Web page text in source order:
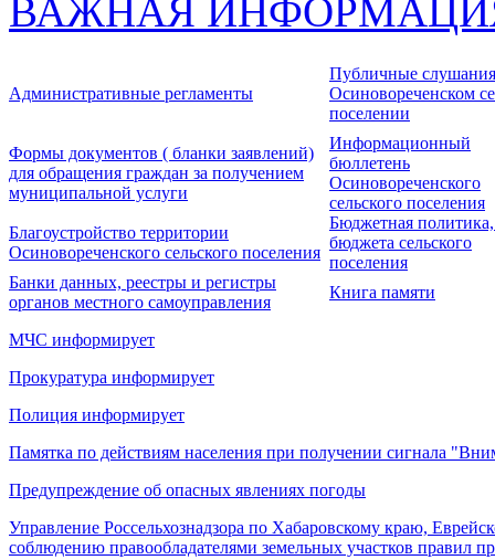
ВАЖНАЯ
Административные регламенты
Публичные
Осиновореченском
поселении
Формы документов ( бланки заявлений)
для обращения граждан за получением
муниципальной услуги
Информационный
бюллетень
Осиновореченского
сельского поселения
Благоустройство территории
Осиновореченского сельского поселения
Бюджетная
бюджета сельского
поселения
Банки данных, реестры и регистры
органов местного самоуправления
Книга памяти
МЧС информирует
Прокуратура информирует
Полиция информирует
Памятка по действиям населения при получении сигнала
Предупреждение об опасных явлениях погоды
Управление Россельхознадзора по Хабаровскому краю,
соблюдению правообладателями земельных участков правил